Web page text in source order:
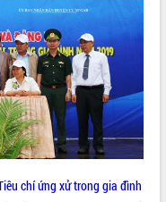
chí ứng xử trong gia đình